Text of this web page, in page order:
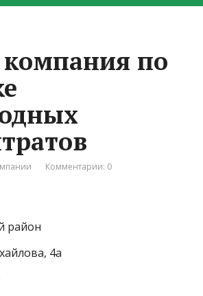
компания по
Комментарии: 0
район
4а